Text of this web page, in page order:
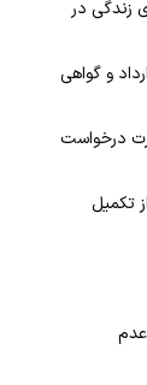
زندگی در
و گواهی
درخواست
تکمیل